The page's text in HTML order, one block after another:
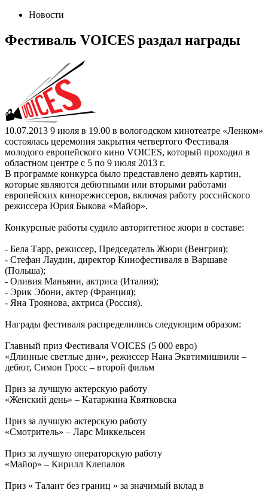
Новости
Фестиваль VOICES раздал награды
10.07.2013 9 июля в 19.00 в вологодском кинотеатре «Ленком»
состоялась церемония закрытия четвертого Фестиваля
молодого европейского кино VOICES, который проходил в
областном центре с 5 по 9 июля 2013 г.
В программе конкурса было представлено девять картин,
которые являются дебютными или вторыми работами
европейских кинорежиссеров, включая работу российского
режиссера Юрия Быкова «Майор».
Конкурсные работы судило авторитетное жюри в составе:
- Бела Тарр, режиссер, Председатель Жюри (Венгрия);
- Стефан Лаудин, директор Кинофестиваля в Варшаве
(Польша);
- Оливия Маньяни, актриса (Италия);
- Эрик Эбони, актер (Франция);
- Яна Троянова, актриса (Россия).
Награды фестиваля распределились следующим образом:
Главный приз Фестиваля VOICES (5 000 евро)
«Длинные светлые дни», режиссер Нана Эквтимишвили –
дебют, Симон Гросс – второй фильм
Приз за лучшую актерскую работу
«Женский день» – Катаржина Квятковска
Приз за лучшую актерскую работу
«Смотритель» – Ларс Миккельсен
Приз за лучшую операторскую работу
«Майор» – Кирилл Клепалов
Приз « Талант без границ » за значимый вклад в